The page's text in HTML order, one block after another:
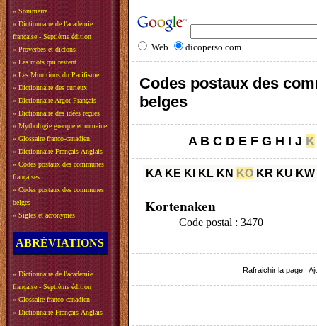
» Sommaire
» Dictionnaire de l'académie
française - Septième édition
» Proverbes et dictons
» Les mots qui restent
» Les Munitions du Pacifisme
» Dictionnaire des curieux
» Dictionnaire Argot-Français
» Dictionnaire des idées reçues
» Mythologie grecque et romaine
» Glossaire franco-canadien
» Dictionnaire Français-Anglais
» Codes postaux des communes
françaises
» Codes postaux des communes
belges
» Sigles et acronymes
ABRÉVIATIONS
» Dictionnaire de l'académie
française - Septième édition
» Glossaire franco-canadien
» Dictionnaire Français-Anglais
Web dicoperso.com
Codes postaux des
belges
A B C D E F G H I J K
KA KE KI KL KN KO KR KU KW
Kortenaken
Code postal : 3470
Rafraichir la page